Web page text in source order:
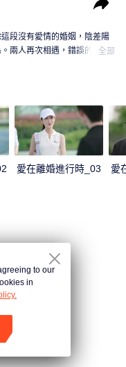
段沒有愛情的婚姻，陰差陽
兩人再次相遇，錯誤的情感
全部
愛在離婚進行時_03 愛
to our
in